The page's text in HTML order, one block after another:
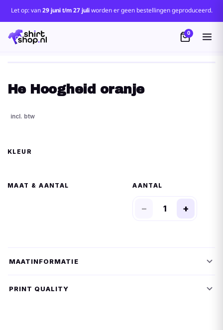
Let op: van29 juni t/m 27 juliworden er geen bestellingen geproduceerd.
0
He Hoogheid oranje
MAAT
− +
MAATINFORMATIE
PRINT QUALITY